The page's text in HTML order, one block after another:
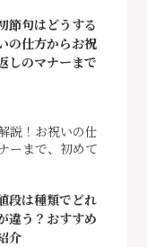
節句はどうする
の仕方からお祝
しのマナーまで
説！お祝いの仕
ーまで、初めて
段は種類でどれ
違う？おすすめ
介